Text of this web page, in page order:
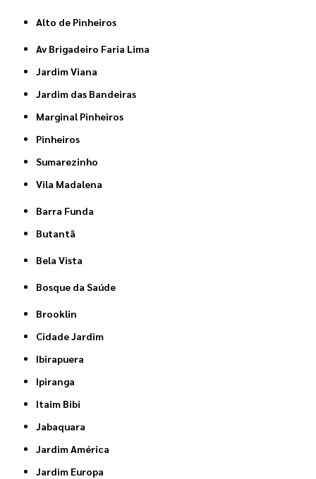
Alto de Pinheiros
Av Brigadeiro Faria Lima
Jardim Viana
Jardim das Bandeiras
Marginal Pinheiros
Pinheiros
Sumarezinho
Vila Madalena
Barra Funda
Butantã
Bela Vista
Bosque da Saúde
Brooklin
Cidade Jardim
Ibirapuera
Ipiranga
Itaim Bibi
Jabaquara
Jardim América
Jardim Europa